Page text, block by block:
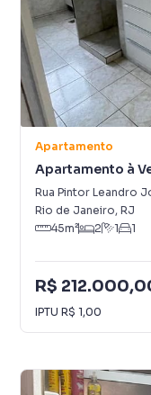
Apartamento
Apartamento à
Rua Pintor Leandro
Rio de Janeiro, RJ
45m² 2 1 1
R$
IPTU R$ 1,00